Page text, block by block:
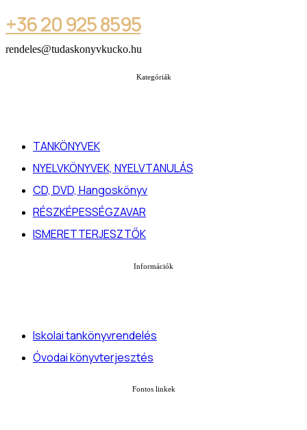
+36 20 925 8595
rendeles@tudaskonyvkucko.hu
Kategóriák
TANKÖNYVEK
NYELVKÖNYVEK, NYELVTANULÁS
CD, DVD, Hangoskönyv
RÉSZKÉPESSÉGZAVAR
ISMERETTERJESZTŐK
Információk
Iskolai tankönyvrendelés
Óvodai könyvterjesztés
Fontos linkek